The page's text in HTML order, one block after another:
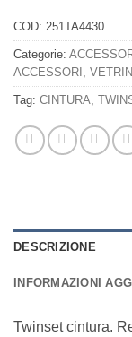
COD: 251TA4430
Categorie:
ACCESSORI
Tag: CINTURA
DESCRIZIONE
INFORMAZIONI
Twinset cintura.